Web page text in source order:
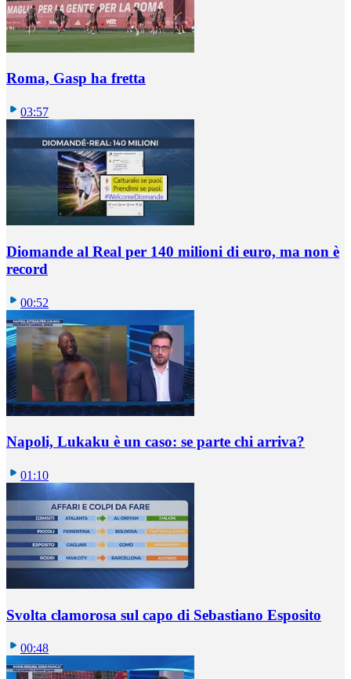
Roma, Gasp ha fretta
03:57
Diomande al Real per 140 milioni di euro, ma non è
record
00:52
Napoli, Lukaku è un caso: se parte chi arriva?
01:10
Svolta clamorosa sul capo di Sebastiano Esposito
00:48